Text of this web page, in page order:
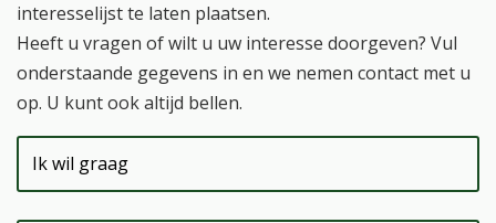
interesselijst te laten plaatsen.
Heeft u vragen of wilt u uw interesse doorgeven? Vul
onderstaande gegevens in en we nemen contact met u
op. U kunt ook altijd bellen.